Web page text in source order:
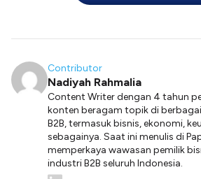
Contributor
Nadiyah Rahmalia
Content Writer dengan 4 tahun
konten beragam topik di
B2B, termasuk bisnis, ekonomi,
sebagainya. Saat ini menulis di
memperkaya wawasan pemilik
industri B2B seluruh Indonesia.